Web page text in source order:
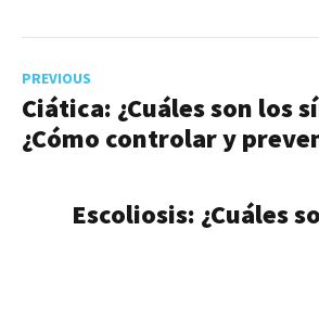
PREVIOUS
Ciática: ¿Cuáles son los
¿Cómo controlar y
Escoliosis: ¿Cuáles